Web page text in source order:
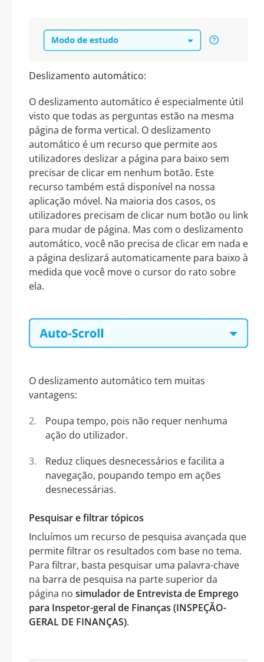
Deslizamento automático:
O deslizamento automático é especialmente útil
visto que todas as perguntas estão na mesma
página de forma vertical. O deslizamento
automático é um recurso que permite aos
utilizadores deslizar a página para baixo sem
precisar de clicar em nenhum botão. Este
recurso também está disponível na nossa
aplicação móvel. Na maioria dos casos, os
utilizadores precisam de clicar num botão ou link
para mudar de página. Mas com o deslizamento
automático, você não precisa de clicar em nada e
a página deslizará automaticamente para baixo à
medida que você move o cursor do rato sobre
ela.
O deslizamento automático tem muitas
vantagens:
Poupa tempo, pois não requer nenhuma
ação do utilizador.
Reduz cliques desnecessários e facilita a
navegação, poupando tempo em ações
desnecessárias.
Pesquisar e filtrar tópicos
Incluímos um recurso de pesquisa avançada que
permite filtrar os resultados com base no tema.
Para filtrar, basta pesquisar uma palavra-chave
na barra de pesquisa na parte superior da
página no simulador de Entrevista de Emprego
para Inspetor-geral de Finanças (INSPEÇÃO-
GERAL DE FINANÇAS).